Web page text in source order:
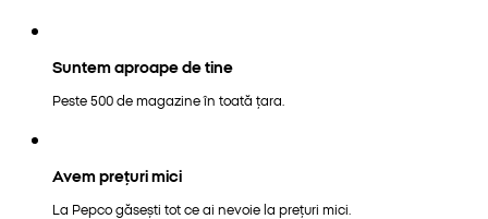
Suntem aproape de tine
Peste 500 de magazine în toată țara.
Avem prețuri mici
La Pepco găsești tot ce ai nevoie la prețuri mici.